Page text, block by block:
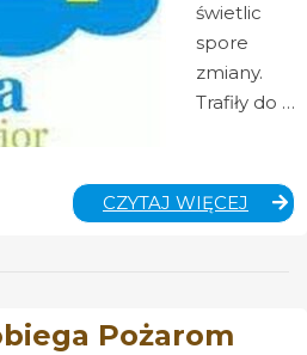
świetlic
spore
zmiany.
Trafiły do …
CZYTAJ WIĘCEJ
Pożarom